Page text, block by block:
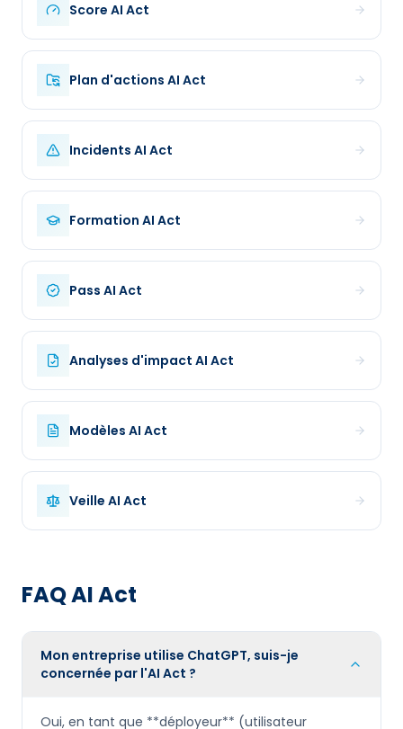
Score AI Act
Plan d'actions AI Act
Incidents AI Act
Formation AI Act
Pass AI Act
Analyses d'impact AI Act
Modèles AI Act
Veille AI Act
FAQAI Act
Mon entreprise utilise ChatGPT, suis-je
concernée par l'AI Act ?
Oui, en tant que **déployeur** (utilisateur